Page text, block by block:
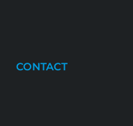
CONTACT